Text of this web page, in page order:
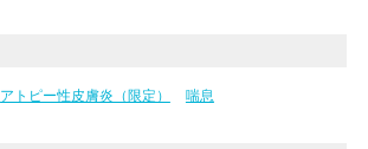
アトピー性皮膚炎（限定） 喘息